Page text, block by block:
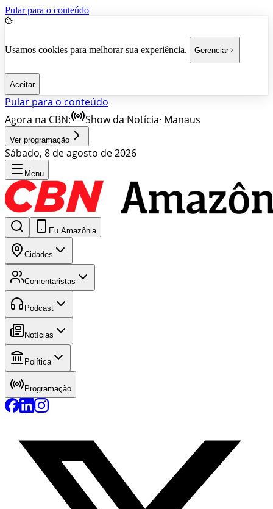
Pular para o conteúdo
Usamos cookies para melhorar sua experiência. Gerenciar
Aceitar
Pular para o conteúdo
Agora na CBN:
Show da Notícia· Manaus
Ver programação
Sábado, 8 de agosto de 2026
Menu
Eu Amazônia
Cidades
Comentaristas
Podcast
Notícias
Política
Programação